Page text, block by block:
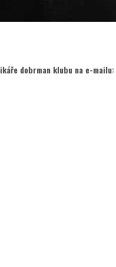
dobrman klubu na e-mailu: